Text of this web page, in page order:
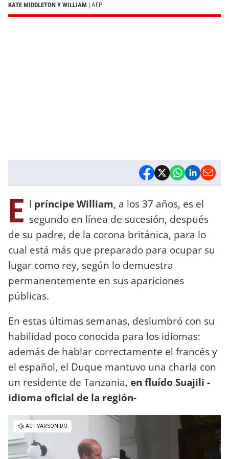
KATE MIDDLETON Y WILLIAM | AFP
E l príncipe William, a los 37 años, es el
segundo en línea de sucesión, después
de su padre, de la corona británica, para lo
cual está más que preparado para ocupar su
lugar como rey, según lo demuestra
permanentemente en sus apariciones
públicas.
En estas últimas semanas, deslumbró con su
habilidad poco conocida para los idiomas:
además de hablar correctamente el francés y
el español, el Duque mantuvo una charla con
un residente de Tanzania, en fluído Suajili -
idioma oficial de la región-